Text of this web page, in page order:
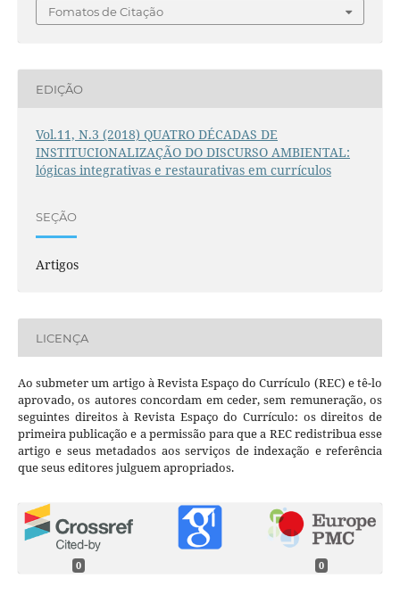
Fomatos de Citação
EDIÇÃO
Vol.11, N.3 (2018) QUATRO DÉCADAS DE
INSTITUCIONALIZAÇÃO DO DISCURSO AMBIENTAL:
lógicas integrativas e restaurativas em currículos
SEÇÃO
Artigos
LICENÇA
Ao submeter um artigo à Revista Espaço do Currículo (REC) e tê-lo
aprovado, os autores concordam em ceder, sem remuneração, os
seguintes direitos à Revista Espaço do Currículo: os direitos de
primeira publicação e a permissão para que a REC redistribua esse
artigo e seus metadados aos serviços de indexação e referência
que seus editores julguem apropriados.
0 0